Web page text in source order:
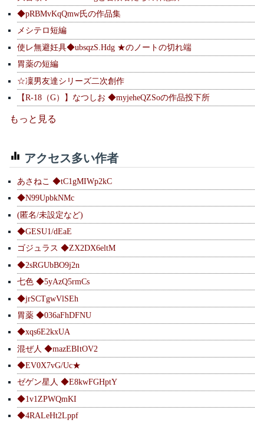
◆pRBMvKqQmw氏の作品集
メシテロ短編
使レ無避妊具◆ubsqzS.Hdg ★のノートの切れ端
胃薬の短編
☆凜男友達シリーズ二次創作
【R-18（G）】なつしお ◆myjeheQZSoの作品投下所
もっと見る
アクセス多い作者
あさねこ ◆tC1gMIWp2kC
◆N99UpbkNMc
(匿名/未設定など)
◆GESU1/dEaE
ゴジュラス ◆ZX2DX6eltM
◆2sRGUbBO9j2n
七色 ◆5yAzQ5rmCs
◆jrSCTgwVlSEh
胃薬 ◆036aFhDFNU
◆xqs6E2kxUA
混ぜ人 ◆mazEBItOV2
◆EV0X7vG/Uc★
ゼゲン星人 ◆E8kwFGHptY
◆1v1ZPWQmKI
◆4RALeHt2Lppf